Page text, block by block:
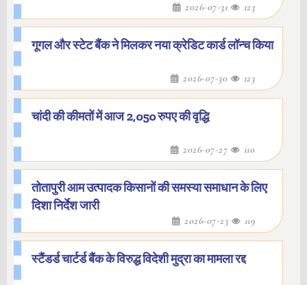
2026-07-31 123
गूगल और स्टेट बैंक ने मिलकर नया क्रेडिट कार्ड लॉन्च किया
2026-07-30 123
चांदी की कीमतों में आज 2,050 रुपए की वृद्धि
2026-07-27 110
तोतापुरी आम उत्पादक किसानों की समस्या समाधान के लिए
दिशा निर्देश जारी
2026-07-23 119
स्टैंडर्ड चार्टर्ड बैंक के विरुद्ध विदेशी मुद्रा का मामला रद्द